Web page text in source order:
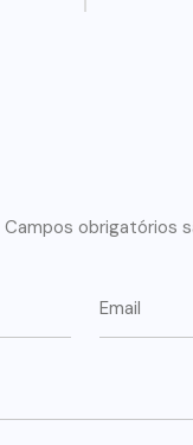
Campos obrigatórios